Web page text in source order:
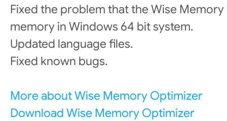
Fixed the problem that the Wise
memory in Windows 64 bit system.
Updated language files.
Fixed known bugs.
More about Wise Memory Optimizer
Download Wise Memory Optimizer